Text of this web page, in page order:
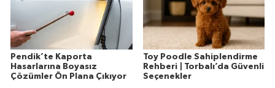
Pendik’te Kaporta
Hasarlarına Boyasız
Çözümler Ön Plana Çıkıyor
Toy Poodle Sahiplendirme
Rehberi | Torbalı’da Güvenli
Seçenekler